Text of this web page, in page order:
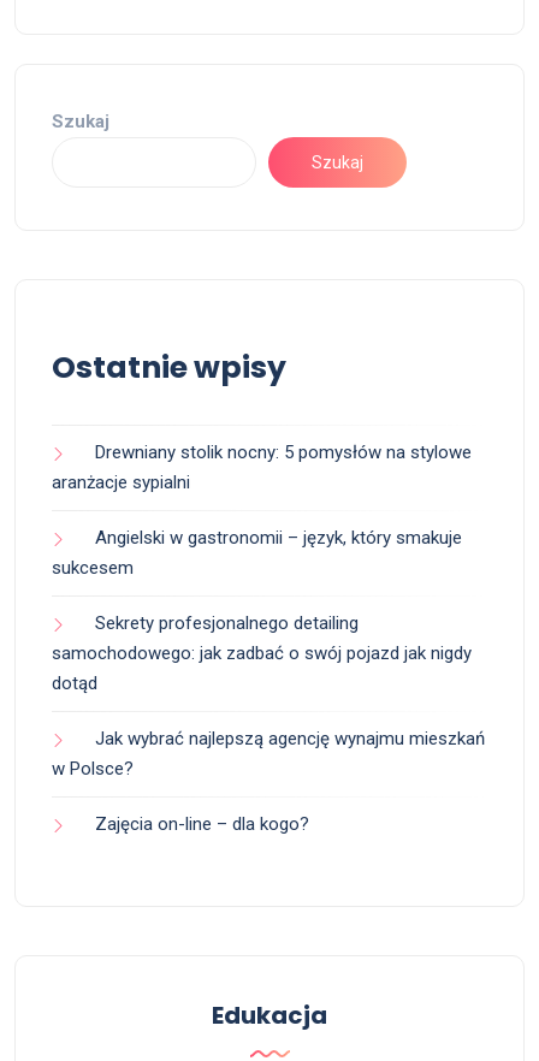
Szukaj
Szukaj
Ostatnie wpisy
Drewniany stolik nocny: 5 pomysłów na stylowe
aranżacje sypialni
Angielski w gastronomii – język, który smakuje
sukcesem
Sekrety profesjonalnego detailing
samochodowego: jak zadbać o swój pojazd jak nigdy
dotąd
Jak wybrać najlepszą agencję wynajmu mieszkań
w Polsce?
Zajęcia on-line – dla kogo?
Edukacja